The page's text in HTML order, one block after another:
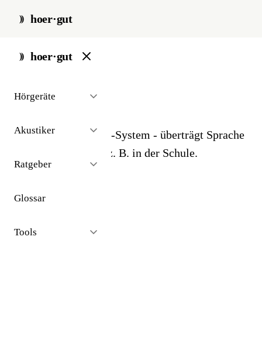
hoer·gut
hoer·gut
Hörgeräte
Akustiker
Ratgeber
Glossar
Tools
start / glossar / fm-anlage
FM-Anlage
Drahtloses Mikrofon-System - überträgt Sprache
direkt ins Hörgerät, z. B. in der Schule.